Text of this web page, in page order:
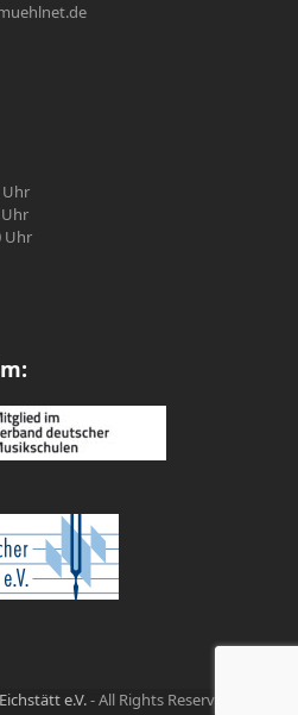
Uhr
e.V.- All Rights Reserved